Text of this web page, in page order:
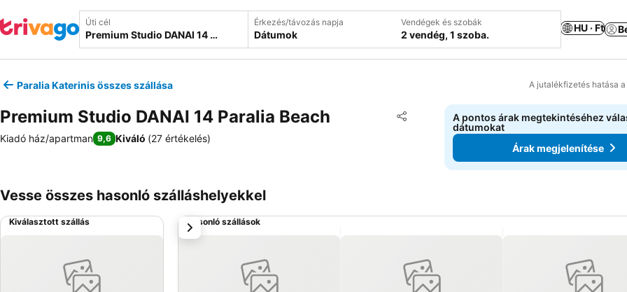
Úti cél Érkezés/távozás napja
Dátumok
Vendégek és szobák
2 vendég, 1 szoba.
HU · Ft
Paralia Katerinis összes szállása A jutalékfizetés hatása
Premium Studio DANAI 14 Paralia Beach Megosztás
Hozzáadás a kedvencekhez
Kiadó ház/apartman 9,6 Kiváló (27 értékelés)
A pontos árak megtekintéséhez
dátumokat
Árak megjelenítése
Vesse összes hasonló szálláshelyekkel
Kiválasztott szállás Hasonló szállások
következő